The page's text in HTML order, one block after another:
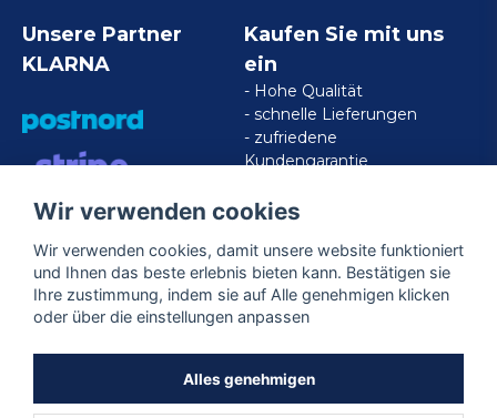
Unsere Partner
KLARNA
VISA/MASTERCARD/AMERICAN
EXPRESS
Kaufen Sie mit uns
ein
- Hohe Qualität
- schnelle Lieferungen
- zufriedene
Kundengarantie
Folgen Sie uns
Wir verwenden cookies
Wir verwenden cookies, damit unsere website funktioniert
und Ihnen das beste erlebnis bieten kann. Bestätigen sie
Ihre zustimmung, indem sie auf Alle genehmigen klicken
oder über die einstellungen anpassen
Alles genehmigen